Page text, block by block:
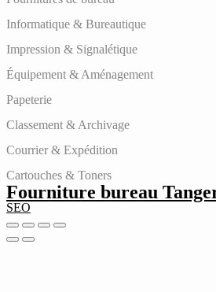
Informatique & Bureautique
Impression & Signalétique
Équipement & Aménagement
Papeterie
Classement & Archivage
Courrier & Expédition
Cartouches & Toners
Fourniture bureau
SEO